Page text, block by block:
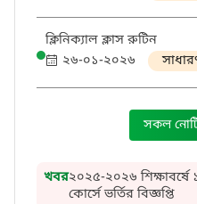
ক্লিনিক্যাল ক্লাস রুটিন
২৬-০১-২০২৬
সকল
খবর২০২৫-২০২৬
কোর্সে ভর্তির বিজ্ঞপ্তি